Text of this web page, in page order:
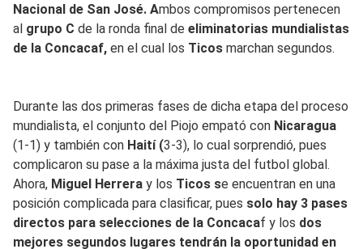
Nacional de San José. Ambos compromisos pertenecen
al grupo C de la ronda final de eliminatorias mundialistas
de la Concacaf, en el cual los Ticos marchan segundos.
Durante las dos primeras fases de dicha etapa del proceso
mundialista, el conjunto del Piojo empató con Nicaragua
(1-1) y también con Haití (3-3), lo cual sorprendió, pues
complicaron su pase a la máxima justa del futbol global.
Ahora, Miguel Herrera y los Ticos se encuentran en una
posición complicada para clasificar, pues solo hay 3 pases
directos para selecciones de la Concacaf y los dos
mejores segundos lugares tendrán la oportunidad en